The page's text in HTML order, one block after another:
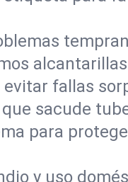
fallas
sacude
para
y uso